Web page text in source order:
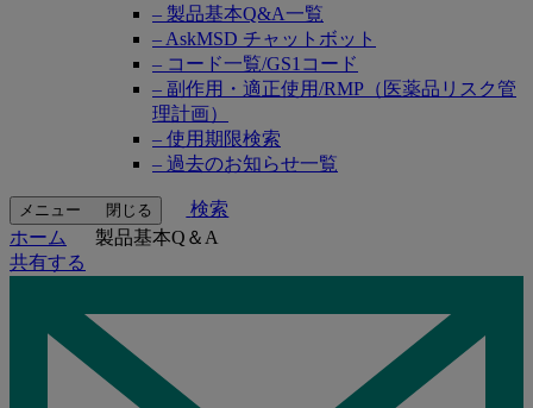
– 製品基本Q&A一覧
– AskMSD チャットボット
– コード一覧/GS1コード
– 副作用・適正使用/RMP（医薬品リスク管
理計画）
– 使用期限検索
– 過去のお知らせ一覧
メニュー 閉じる
検索
ホーム
製品基本Q＆A
共有する